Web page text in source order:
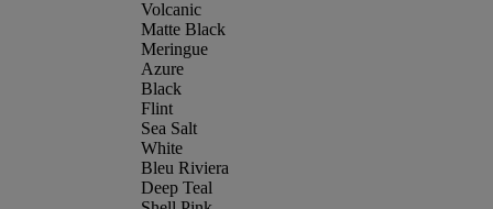
Volcanic
Matte Black
Meringue
Azure
Black
Flint
Sea Salt
White
Bleu Riviera
Deep Teal